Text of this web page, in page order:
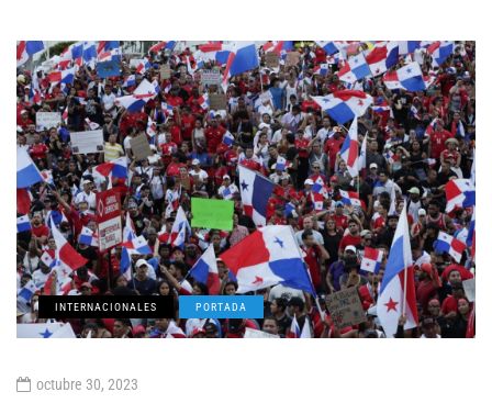
INTERNACIONALES PORTADA
octubre 30, 2023